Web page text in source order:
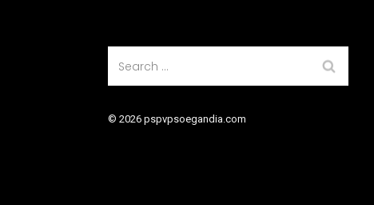
© 2026 pspvpsoegandia.com